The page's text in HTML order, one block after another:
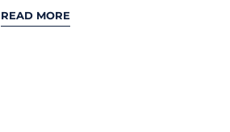
READ MORE